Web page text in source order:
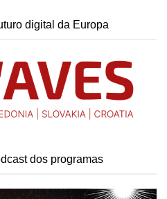
digital da Europa
dos programas